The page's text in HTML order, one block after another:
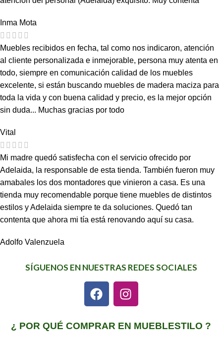
Inma Mota
Muebles recibidos en fecha, tal como nos indicaron, atención
al cliente personalizada e inmejorable, persona muy atenta en
todo, siempre en comunicación calidad de los muebles
excelente, si están buscando muebles de madera maciza para
toda la vida y con buena calidad y precio, es la mejor opción
sin duda... Muchas gracias por todo
Vital
Mi madre quedó satisfecha con el servicio ofrecido por
Adelaida, la responsable de esta tienda. También fueron muy
amabales los dos montadores que vinieron a casa. Es una
tienda muy recomendable porque tiene muebles de distintos
estilos y Adelaida siempre te da soluciones. Quedó tan
contenta que ahora mi tía está renovando aquí su casa.
Adolfo Valenzuela
SÍGUENOS EN NUESTRAS REDES SOCIALES
¿ POR QUÉ COMPRAR EN MUEBLESTILO ?